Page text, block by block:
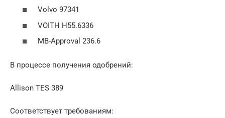
Volvo 97341
VOITH H55.6336
MB-Approval 236.6
В процессе получения одобрений:
Allison TES 389
Соответствует требованиям: